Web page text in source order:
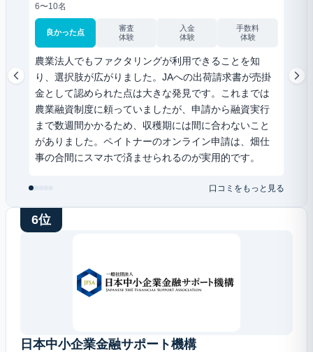
6〜10名
良かった点
審査
体験
入金
体験
手数料
体験
農業法人でもファクタリングが利用できることを知
り、選択肢が広がりました。JAへの出荷請求書が売掛
金として認められた点は大きな発見です。これまでは
農業融資制度に頼っていましたが、申請から融資実行
まで数週間かかるため、収穫期には間に合わないこと
がありました。ペイトナーのオンライン申請は、畑仕
事の合間にスマホで済ませられるのが実用的です。
った
口コミをもっと見る
6位
日本中小企業金融サポート機構